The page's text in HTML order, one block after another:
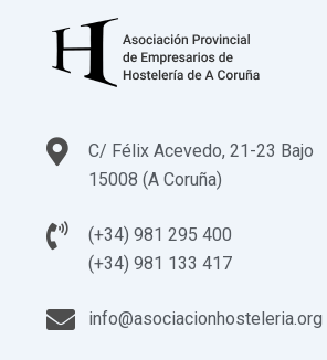
C/ Félix Acevedo, 21-23 Bajo
15008 (A Coruña)
(+34) 981 295 400
(+34) 981 133 417
info@asociacionhosteleria.org